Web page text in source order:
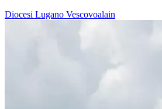
Diocesi Lugano Vescovoalain